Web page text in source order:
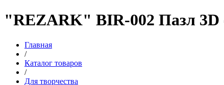
"REZARK" BIR-002 Пазл 3D
Главная
/
Каталог товаров
/
Для творчества